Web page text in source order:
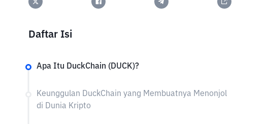
Daftar Isi
Apa Itu DuckChain (DUCK)?
Keunggulan DuckChain yang Membuatnya Menonjol
di Dunia Kripto